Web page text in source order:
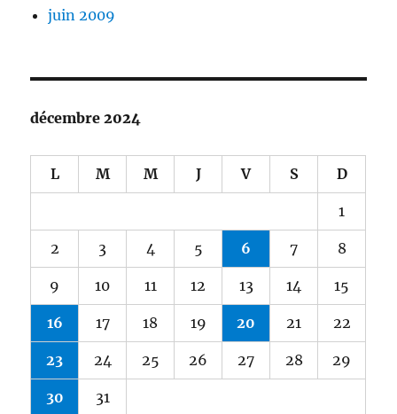
juin 2009
décembre 2024
L M M J V S D
1
2 3 4 5 6 7 8
9 10 11 12 13 14 15
16 17 18 19 20 21 22
23 24 25 26 27 28 29
30 31